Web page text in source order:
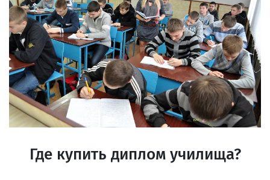
Где купить диплом училища?